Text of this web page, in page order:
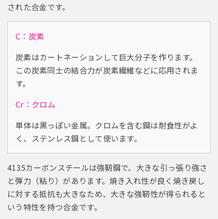
された合金です。
C：炭素
炭素はカートネーションして巨大分子を作ります。
この炭素同士の結合力が炭素繊維などに応用されま
す。
Cr：クロム
単体は黒っぽい金属。クロムを含む鋼は耐食性がよ
く、ステンレス鋼として使います。
4135カーボンスチールは強靭鋼で、大きな引っ張り強さ
と弾力（粘り）があります。焼き入れ性が良く焼き戻し
に対する抵抗も大きなため、大きな強靭性が得られると
いう特性を持つ合金です。